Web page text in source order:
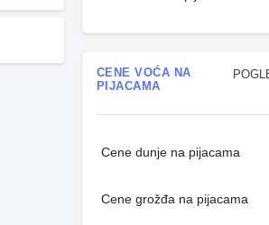
CENE VOĆA NA
PIJACAMA
Cene dunje na pijacama
Cene grožđa na pijacama